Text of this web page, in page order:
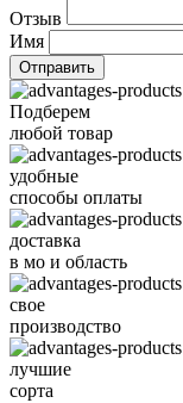
Отзыв
Имя
Подберем
любой товар
удобные
способы оплаты
доставка
в мо и область
свое
производство
лучшие
сорта